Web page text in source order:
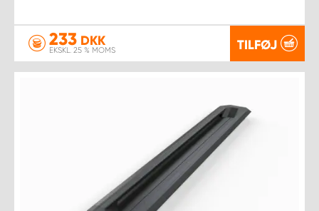
233 DKK
EKSKL. 25 % MOMS TILFØJ